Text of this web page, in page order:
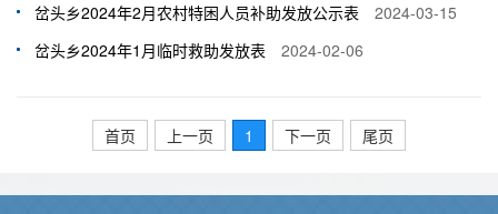
岔头乡2024年2月农村特困人员补助发放公示表
2024-03-15
岔头乡2024年1月临时救助发放表
2024-02-06
首页 上一页 1 下一页 尾页